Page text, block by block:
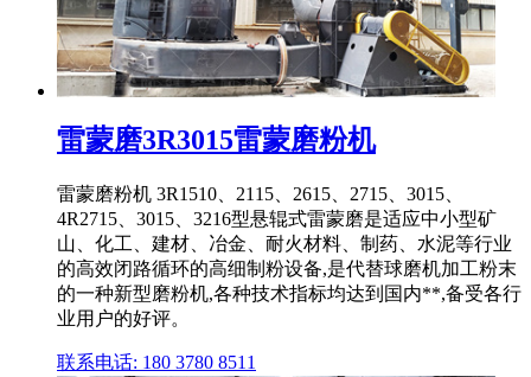
雷蒙磨3R3015雷蒙磨粉机
雷蒙磨粉机 3R1510、2115、2615、2715、3015、
4R2715、3015、3216型悬辊式雷蒙磨是适应中小型矿
山、化工、建材、冶金、耐火材料、制药、水泥等行业
的高效闭路循环的高细制粉设备,是代替球磨机加工粉末
的一种新型磨粉机,各种技术指标均达到国内**,备受各行
业用户的好评。
联系电话: 180 3780 8511